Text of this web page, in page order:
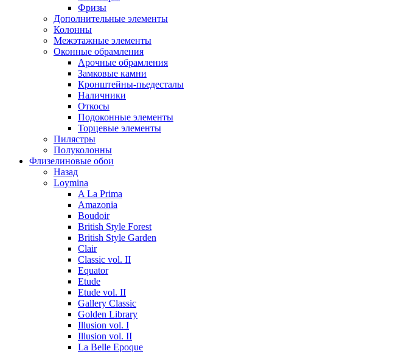
Фризы
Дополнительные элементы
Колонны
Межэтажные элементы
Оконные обрамления
Арочные обрамления
Замковые камни
Кронштейны-пьедесталы
Наличники
Откосы
Подоконные элементы
Торцевые элементы
Пилястры
Полуколонны
Флизелиновые обои
Назад
Loymina
A La Prima
Amazonia
Boudoir
British Style Forest
British Style Garden
Clair
Classic vol. II
Equator
Etude
Etude vol. II
Gallery Classic
Golden Library
Illusion vol. I
Illusion vol. II
La Belle Epoque